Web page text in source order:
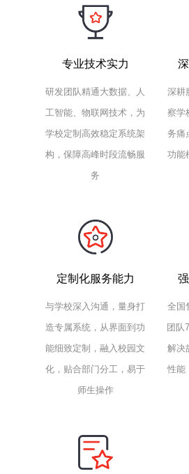
专业技术实力
研发团队精通大数据、人
工智能、物联网技术，为
学校定制高效稳定系统架
构，保障高峰时段流畅服
务
深耕
察学
务痛
功能
定制化服务能力
与学校深入沟通，量身打
造专属系统，从界面到功
能细致定制，融入校园文
化，贴合部门分工，易于
师生操作
全国
团队
解决
性能